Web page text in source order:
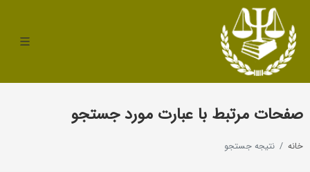
صفحات مرتبط با عبارت مورد جستجو
خانه نتیجه جستجو